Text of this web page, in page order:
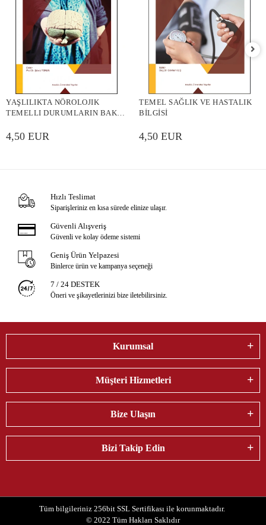
YAŞLILIKTA NÖROLOJIK
TEMELLI DURUMLARIN BAKIM
4,50 EUR
TEMEL SAĞLIK VE HASTALIK
BİLGİSİ
4,50 EUR
Hızlı Teslimat
Siparişleriniz en kısa sürede elinize ulaşır.
Güvenli Alışveriş
Güvenli ve kolay ödeme sistemi
Geniş Ürün Yelpazesi
Binlerce ürün ve kampanya seçeneği
7 / 24 DESTEK
Öneri ve şikayetlerinizi bize iletebilirsiniz.
Kurumsal
Müşteri Hizmetleri
Bize Ulaşın
Bizi Takip Edin
Tüm bilgileriniz 256bit SSL Sertifikası ile korunmaktadır.
© 2022 Tüm Hakları Saklıdır